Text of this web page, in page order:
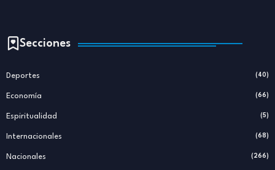
Secciones
Deportes (40)
Economía (66)
Espiritualidad (5)
Internacionales (68)
Nacionales (266)